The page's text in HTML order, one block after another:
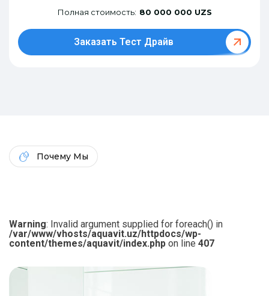
Полная стоимость: 80 000 000 UZS
Заказать Тест Драйв
Почему Мы
Warning: Invalid argument supplied for foreach() in
/var/www/vhosts/aquavit.uz/httpdocs/wp-
content/themes/aquavit/index.php on line 407